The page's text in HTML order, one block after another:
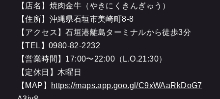
【店名】焼肉金牛（やきにくきんぎゅう）
【住所】沖縄県石垣市美崎町8-8
【アクセス】石垣港離島ターミナルから徒歩3分
【TEL】0980-82-2232
【営業時間】17:00〜22:00（L.O.21:30）
【定休日】木曜日
【MAP】 https://maps.app.goo.gl/C9xWAaRkDoG7